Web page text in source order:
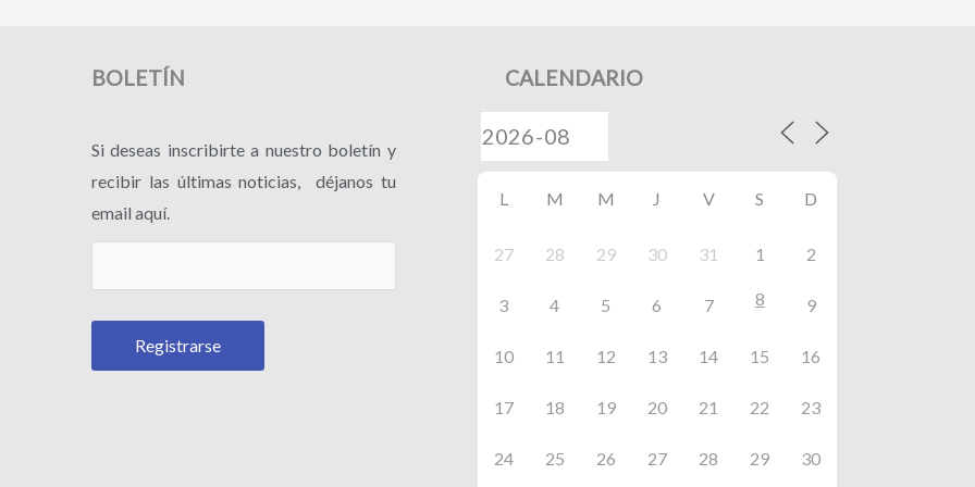
BOLETÍN
Si deseas inscribirte a nuestro boletín y
recibir las últimas noticias, déjanos tu
email aquí.
CALENDARIO
L M M J V S D
27 28 29 30 31 1 2
3 4 5 6 7 8 9
10 11 12 13 14 15 16
17 18 19 20 21 22 23
24 25 26 27 28 29 30